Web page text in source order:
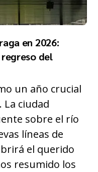
en 2026:
del
un año crucial
La ciudad
sobre el río
líneas de
el querido
resumido los